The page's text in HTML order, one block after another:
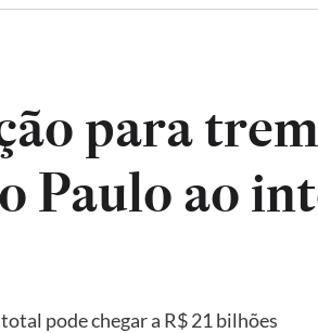
para
Paulo ao
pode chegar a R$ 21 bilhões